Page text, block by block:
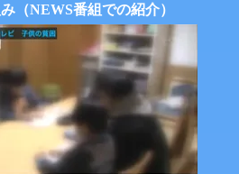
（NEWS番組での紹介）